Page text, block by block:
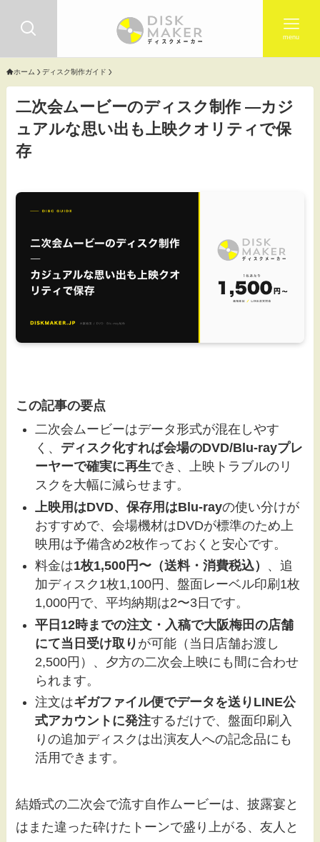
menu
ホーム ディスク制作ガイド
二次会ムービーのディスク制作 ―カジ
ュアルな思い出も上映クオリティで保
存
この記事の要点
二次会ムービーはデータ形式が混在しやす
く、 ディスク化すれば会場のDVD/Blu-rayプレ
ーヤーで確実に再生でき、上映トラブルのリ
スクを大幅に減らせます。
上映用はDVD、保存用はBlu-rayの使い分けが
おすすめで、会場機材はDVDが標準のため上
映用は予備含め2枚作っておくと安心です。
料金は1枚1,500円〜（送料・消費税込） 、追
加ディスク1枚1,100円、盤面レーベル印刷1枚
1,000円で、平均納期は2〜3日です。
平日12時までの注文・入稿で大阪梅田の店舗
にて当日受け取り が可能（当日店舗お渡し
2,500円）、夕方の二次会上映にも間に合わせ
られます。
注文はギガファイル便でデータを送りLINE公
式アカウントに発注するだけで、盤面印刷入
りの追加ディスクは出演友人への記念品にも
活用できます。
結婚式の二次会で流す自作ムービーは、披露宴と
はまた違った砕けたトーンで盛り上がる、友人と